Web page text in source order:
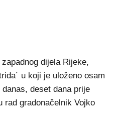
dijela Rijeke,
u koji je uloženo osam
deset dana prije
rad gradonačelnik Vojko